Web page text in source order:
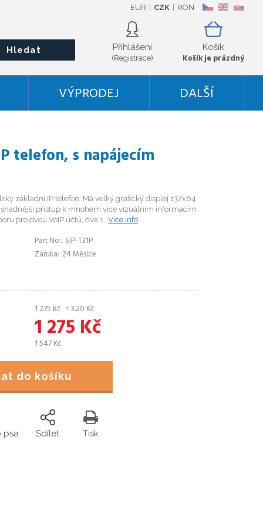
CZ EN SK
EUR CZK RON
Košík
Košík je prázdný
Přihlášení
(Registrace)
Hledat
VÝPRODEJ DALŠÍ
telefon, s napájecím
základní IP telefon. Má velký grafický displej 132x64
přístup k mnohem více vizuálním informacím
pro dvou VoIP účtú, dva 1...Více info
Part No. SIP-T31P
Záruka 24 Měsíce
1 275 Kč + 3.20 Kč
1 275 Kč
1 547Kč
do košíku
psa Sdílet Tisk